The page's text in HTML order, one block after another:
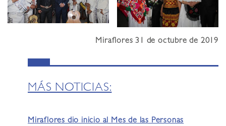
Miraflores 31 de octubre de 2019
MÁS NOTICIAS:
Miraflores dio inicio al Mes de las Personas